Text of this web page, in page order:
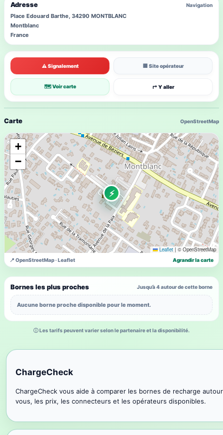
Carte OpenStreetMap
⚡
+
−
Leaflet | © OpenStreetMap
📍 OpenStreetMap · Leaflet Agrandir la carte
Bornes les plus proches Jusqu’à 4 autour de cette borne
Aucune borne proche disponible pour le moment.
⚠ Signalement 🏢 Site opérateur
🗺 Voir carte ↱ Y aller
Adresse Navigation
Place Edouard Barthe, 34290 MONTBLANC
Montblanc
France
ⓘ Les tarifs peuvent varier selon le partenaire et la disponibilité.
ChargeCheck
ChargeCheck vous aide à comparer les bornes de recharge
vous, les prix, les connecteurs et les opérateurs disponibles.